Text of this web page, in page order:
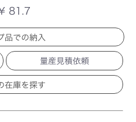
81.7
品での納入
量産見積依頼